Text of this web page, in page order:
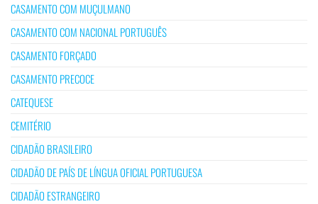
CASAMENTO COM MUÇULMANO
CASAMENTO COM NACIONAL PORTUGUÊS
CASAMENTO FORÇADO
CASAMENTO PRECOCE
CATEQUESE
CEMITÉRIO
CIDADÃO BRASILEIRO
CIDADÃO DE PAÍS DE LÍNGUA OFICIAL PORTUGUESA
CIDADÃO ESTRANGEIRO